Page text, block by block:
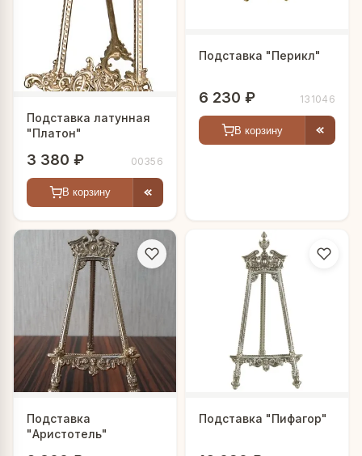
Подставка латунная
"Платон"
3 380 ₽ 00356
В корзину
Подставка "Перикл"
6 230 ₽ 131046
В корзину
Подставка
"Аристотель"
Подставка "Пифагор"